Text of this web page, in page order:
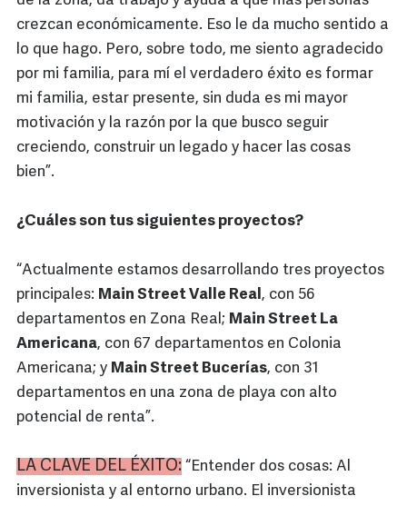
crezcan económicamente. Eso le da mucho sentido a
lo que hago. Pero, sobre todo, me siento agradecido
por mi familia, para mí el verdadero éxito es formar
mi familia, estar presente, sin duda es mi mayor
motivación y la razón por la que busco seguir
creciendo, construir un legado y hacer las cosas
bien”.
¿Cuáles son tus siguientes proyectos?
“Actualmente estamos desarrollando tres proyectos
principales: Main Street Valle Real , con 56
departamentos en Zona Real; Main Street La
Americana, con 67 departamentos en Colonia
Americana; y Main Street Bucerías, con 31
departamentos en una zona de playa con alto
potencial de renta”.
LA CLAVE DEL ÉXITO: “Entender dos cosas: Al
inversionista y al entorno urbano. El inversionista